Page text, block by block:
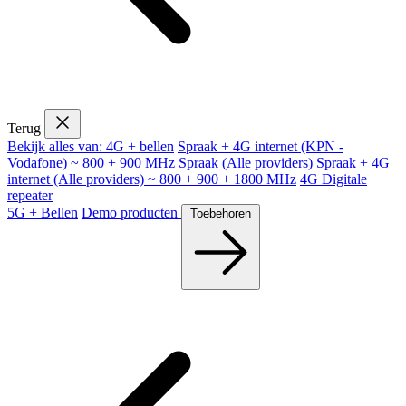
Terug
Bekijk alles van: 4G + bellen Spraak + 4G internet (KPN -
Vodafone) ~ 800 + 900 MHz Spraak (Alle providers) Spraak + 4G
internet (Alle providers) ~ 800 + 900 + 1800 MHz 4G Digitale
repeater
5G + Bellen Demo producten Toebehoren